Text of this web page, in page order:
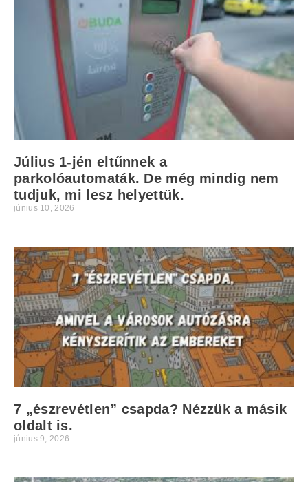
Július 1-jén eltűnnek a
parkolóautomaták. De még mindig nem
tudjuk, mi lesz helyettük.
június 10, 2026
7 „észrevétlen” csapda? Nézzük a másik
oldalt is.
június 9, 2026